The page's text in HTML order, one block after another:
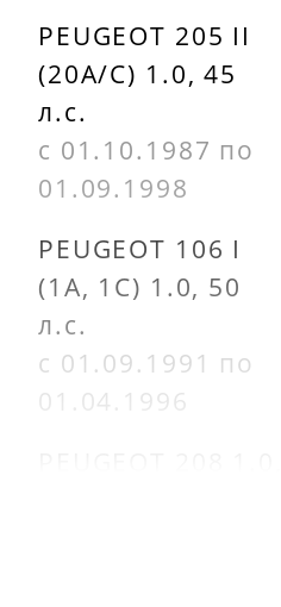
PEUGEOT
1109AL
PEUGEOT 205 II
(20A/C) 1.0, 45
л.с.
с 01.10.1987 по
01.09.1998
PEUGEOT 106 I
(1A, 1C) 1.0, 50
л.с.
с 01.09.1991 по
01.04.1996